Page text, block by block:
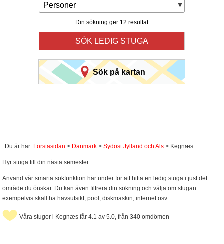
Personer
Din sökning ger 12 resultat.
SÖK LEDIG STUGA
Sök på kartan
Du är här: Förstasidan > Danmark > Sydöst Jylland och Als > Kegnæs
Hyr stuga till din nästa semester.
Använd vår smarta sökfunktion här under för att hitta en ledig stuga i just det
område du önskar. Du kan även filtrera din sökning och välja om stugan
exempelvis skall ha havsutsikt, pool, diskmaskin, internet osv.
Våra stugor i Kegnæs får 4.1 av 5.0, från 340 omdömen